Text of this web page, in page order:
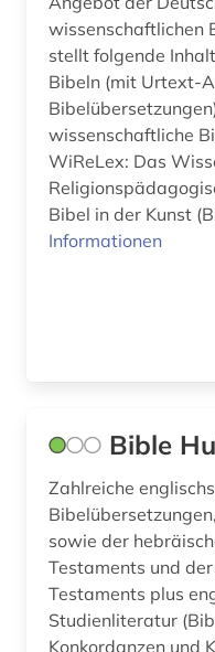
judaica (7)
judaika (1)
judaistik (20)
juden (11)
judentum (22)
jüdische kunst (1)
wissenschaftlichen
stellt folgende
Bibeln (mit Urtext-
wissenschaftliche
WiReLex: Das
Bibel in der Kunst
Informationen
Bible
Zahlreiche
sowie der
Testaments und
Testaments plus
Studienliteratur
Konkordanzen und